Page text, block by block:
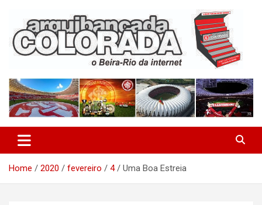
content
Arquibancada Colorada
Home 2020 fevereiro 4 Uma Boa Estreia